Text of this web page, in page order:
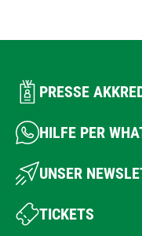
PRESSE
HILFE PER
UNSER
TICKETS